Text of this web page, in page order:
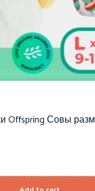
Offspring Совы